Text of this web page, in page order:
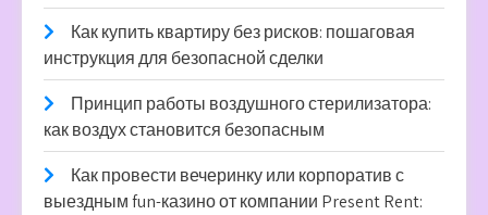
Как купить квартиру без рисков: пошаговая
инструкция для безопасной сделки
Принцип работы воздушного стерилизатора:
как воздух становится безопасным
Как провести вечеринку или корпоратив с
выездным fun-казино от компании Present Rent: